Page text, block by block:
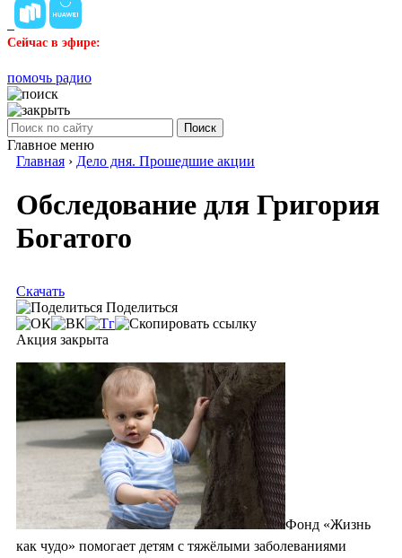
Сейчас в эфире:
помочь радио
Поиск
Главное меню
Главная › Дело дня. Прошедшие акции
Обследование для Григория
Богатого
Скачать
Поделиться
Акция закрыта
Фонд «Жизнь
как чудо» помогает детям с тяжёлыми заболеваниями